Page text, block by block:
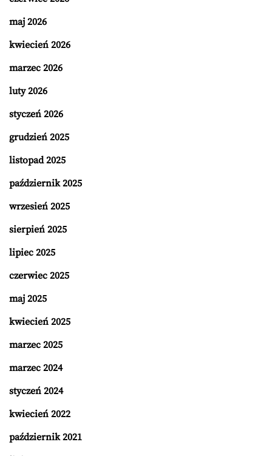
maj 2026
kwiecień 2026
marzec 2026
luty 2026
styczeń 2026
grudzień 2025
listopad 2025
październik 2025
wrzesień 2025
sierpień 2025
lipiec 2025
czerwiec 2025
maj 2025
kwiecień 2025
marzec 2025
marzec 2024
styczeń 2024
kwiecień 2022
październik 2021